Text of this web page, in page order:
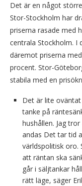
Det är en något
Stor-Stockholm har
priserna rasade med
centrala Stockholm. I
däremot priserna
procent. Stor-
stabila med en
Det är lite
tanke på
hushållen. Jag
andas Det tar tid
världspolitisk oro.
att räntan ska
går i säljtankar
rätt läge, säger